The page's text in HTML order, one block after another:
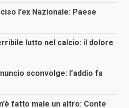
l’ex Nazionale: Paese
lutto nel calcio: il dolore
sconvolge: l’addio fa
fatto male un altro: Conte